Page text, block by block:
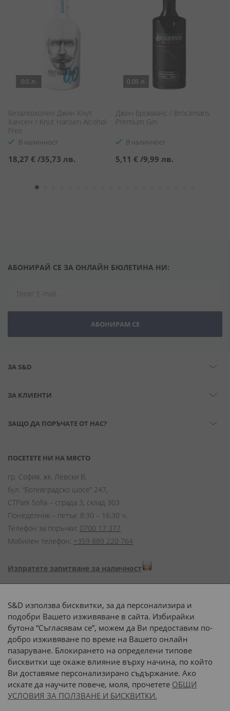
0.5 л.
Безалкохолен Джин Кнут
Хансен / Knut Hansen Alcohol
Free
В наличност
18,27 € /35,73 лв.
0.05 л.
Джин Брокманс / Brockmans
Premium Gin
В наличност
5,11 € /9,99 лв.
АБОНИРАЙ СЕ ЗА ОНЛАЙН БЮЛЕТИНА НИ:
АБОНИРАМ СЕ
ЗА S&D
ЗА КЛИЕНТИ
ЗАЩО ДА ПОРЪЧАТЕ ОТ НАС?
ПОСЕТЕТЕ НИ НА МЯСТО
гр. София, жк. Левски В,
бул. “Ботевградско шосе” 247,
CTPark Sofia – сграда 3, склад 303
Понеделник – петък: 8:30 – 16:30 ч.
Телефон за поръчки: 0700 17 377
Мобилен телефон: +359 889 220 764
Изпратете запитване за наличност
Начини на плащане:
Доставка до адрес с:
или
наш транспорт
S&D използва бисквитки, за да персонализира и
подобри Вашето изживяване в сайта. Избирайки
бутона “Съгласявам се”, можем да Ви предоставим по-
добро изживяване по време на Вашето онлайн
пазаруване. Блокирането на определени типове
бисквитки ще окаже влияние върху начина, по който
Ви доставяме персонализирано съдържание. Ако
искате да научите повече, моля, прочетете ОБЩИ
УСЛОВИЯ ЗА ПОЛЗВАНЕ И БИСКВИТКИ.